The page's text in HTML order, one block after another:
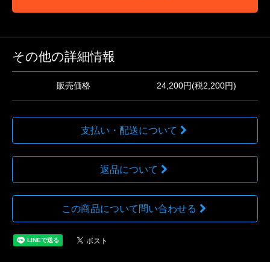
その他の詳細情報
販売価格 24,200円(税2,200円)
支払い・配送について
返品について
この商品について問い合わせる